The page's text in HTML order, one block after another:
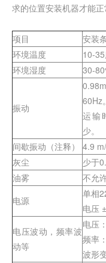
求的位置安装机器才能正
项目 安装
环境温度
10-
环境湿度
30-
振动
60Hz。
运输
少。
间歇振动（注释） 4.9
灰尘
少于
油雾
不允
电源
单相
电压
电压波动，频率波
动等
电压
频率
波形